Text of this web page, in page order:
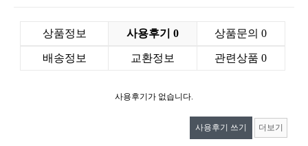
상품정보 사용후기 0 상품문의0
배송정보 교환정보 관련상품0
사용후기가 없습니다.
사용후기 쓰기 더보기